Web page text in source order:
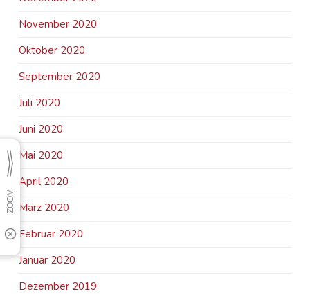
November 2020
Oktober 2020
September 2020
Juli 2020
Juni 2020
Mai 2020
April 2020
März 2020
Februar 2020
Januar 2020
Dezember 2019